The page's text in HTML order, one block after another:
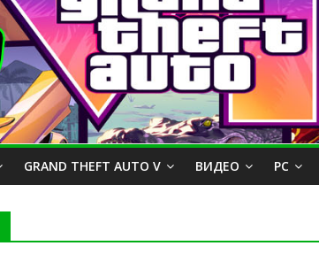
GRAND THEFT AUTO V ВИДЕО PC